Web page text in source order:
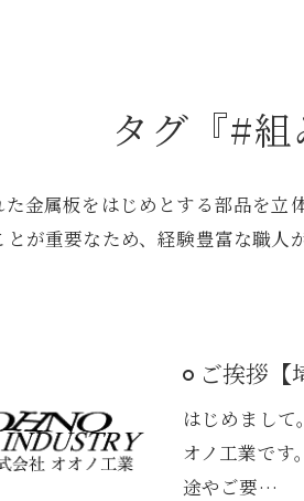
タグ『#
金属板をはじめとする部品を
が重要なため、経験豊富な職
ご挨拶【
はじめまし
オノ工業です
途やご要…